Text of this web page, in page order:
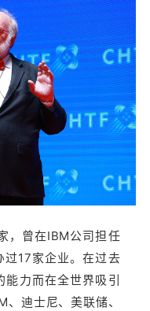
，曾在IBM公司担任
过17家企业。在过去
能力而在全世界吸引
迪士尼、美联储、